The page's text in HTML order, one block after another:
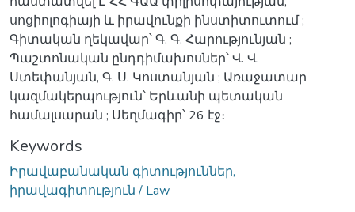
սոցիոլոգիայի և իրավունքի ինստիտուտում ;
Գիտական ղեկավար՝ Գ. Գ. Հարությունյան ;
Պաշտոնական ընդդիմախոսներ՝ Վ. Վ.
Ստեփանյան, Գ. Ս. Կոստանյան ; Առաջատար
կազմակերպություն՝ Երևանի պետական
համալսարան ; Սեղմագիր՝ 26 էջ։
Keywords
Իրավաբանական գիտություններ,
իրավագիտություն / Law